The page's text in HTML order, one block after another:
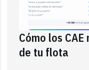
Cómo los
de tu flota